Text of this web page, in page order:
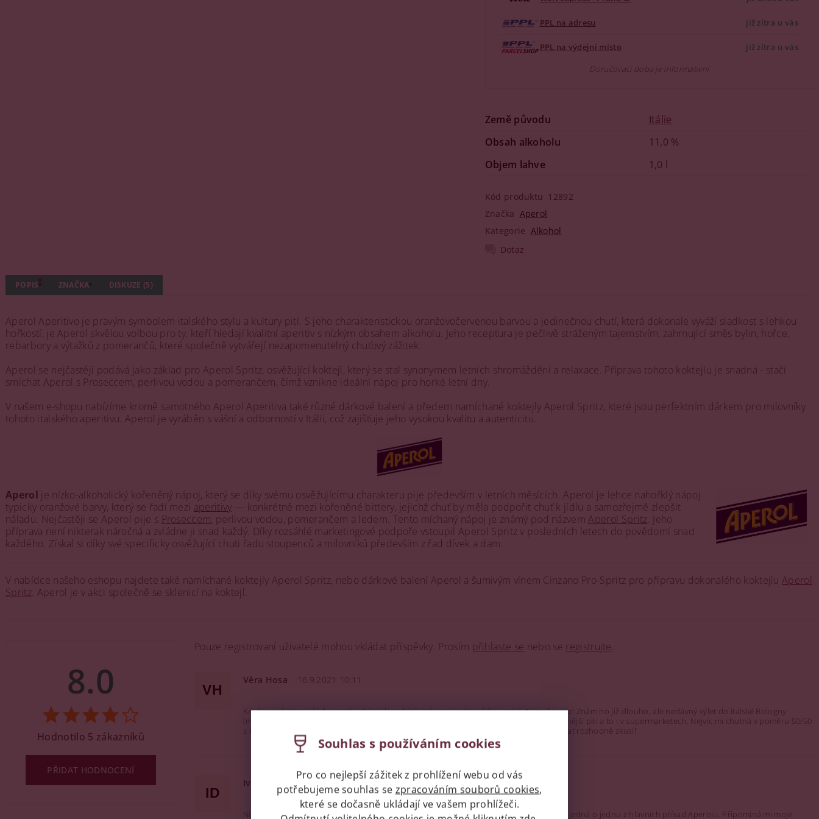
PPL na adresu již zítra u vás
PPL na výdejní místo
již zítra u vás
Doručovací doba je informativní
Země původu
Itálie
Obsah alkoholu
11,0 %
Objem lahve
1,0 l
Kód produktu
12892
Značka Aperol
Kategorie Alkohol
Dotaz
POPIS ZNAČKA DISKUZE (5)
Aperol Aperitivo je pravým symbolem italského stylu a kultury pití. S jeho charakteristickou oranžovočervenou barvou a jedinečnou chutí, která dokonale vyváží sladkost s lehkou
hořkostí, je Aperol skvělou volbou pro ty, kteří hledají kvalitní aperitiv s nízkým obsahem alkoholu. Jeho receptura je pečlivě stráženým tajemstvím, zahrnující směs bylin, hořce,
rebarbory a výtažků z pomerančů, které společně vytvářejí nezapomenutelný chuťový zážitek.
Aperol se nejčastěji podává jako základ pro Aperol Spritz, osvěžující koktejl, který se stal synonymem letních shromáždění a relaxace. Příprava tohoto koktejlu je snadná - stačí
smíchat Aperol s Proseccem, perlivou vodou a pomerančem, čímž vznikne ideální nápoj pro horké letní dny.
V našem e-shopu nabízíme kromě samotného Aperol Aperitiva také různé dárkové balení a předem namíchané koktejly Aperol Spritz, které jsou perfektním dárkem pro milovníky
tohoto italského aperitivu. Aperol je vyráběn s vášní a odborností v Itálii, což zajišťuje jeho vysokou kvalitu a autenticitu.
Aperol je nízko-alkoholický kořeněný nápoj, který se díky svému osvěžujícímu charakteru pije především v letních měsících. Aperol je lehce nahořklý nápoj
typicky oranžové barvy, který se řadí mezi aperitivy — konkrétně mezi kořeněné bittery, jejichž chuť by měla podpořit chuť k jídlu a samozřejmě zlepšit
náladu. Nejčastěji se Aperol pije s Proseccem, perlivou vodou, pomerančem a ledem. Tento míchaný nápoj je známý pod názvemAperol Spritz . Jeho
příprava není nikterak náročná a zvládne ji snad každý. Díky rozsáhlé marketingové podpoře vstoupil Aperol Spritz v posledních letech do povědomí snad
každého. Získal si díky své specificky osvěžující chuti řadu stoupenců a milovníků především z řad dívek a dam.
V nabídce našeho eshopu najdete také namíchané koktejly Aperol Spritz, nebo dárkové balení Aperol a šumivým vínem Cinzano Pro-Spritz pro přípravu dokonalého koktejluAperol
Spritz. Aperol je v akci společně se sklenicí na koktejl.
Pouze registrovaní uživatelé mohou vkládat příspěvky. Prosím přihlaste se nebo se registrujte
VH
Věra Hosa 16.9.2021 10:11
Když se mě dnes někdo zeptá, jaký si dám drink, tak moje odpověď je jasná. Aperol spritz! Znám ho již dlouho, ale nedávný výlet do italské Bologny
(místo, které rozhodně doporučuji) mne učinil na něm téměř závislou. Bylo to asi nejlevnější pití a to i v supermarketech. Nejvíc mi chutná v poměru 50/50
s kvalitním proseccem, trochou sodovky a pomerančem nebo citrónem. Kdo nezná, tak ať rozhodně zkusí!
ID
Iveta Doležalová 26.8.2021 13:56
Nikdy jsem si neuvědomila, že mi strašně chutná rebarbora, dokud jsem nezjistila, že se jedná o jednu z hlavních přísad Aperolu. Připomíná mi moje
8.0
Hodnotilo 5 zákazníků
PŘIDAT HODNOCENÍ
Souhlas s používáním cookies
Pro co nejlepší zážitek z prohlížení webu od vás
potřebujeme souhlas se zpracováním souborů cookies,
které se dočasně ukládají ve vašem prohlížeči.